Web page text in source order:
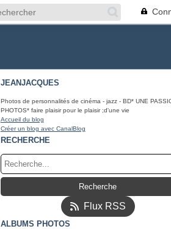
JEANJACQUES
Photos de personnalités de cinéma - jazz - BD* UNE
PHOTOS* faire plaisir pour le plaisir ;d'une vie
Accueil du blog
Créer un blog avec CanalBlog
RECHERCHE
Flux RSS
ALBUMS PHOTOS